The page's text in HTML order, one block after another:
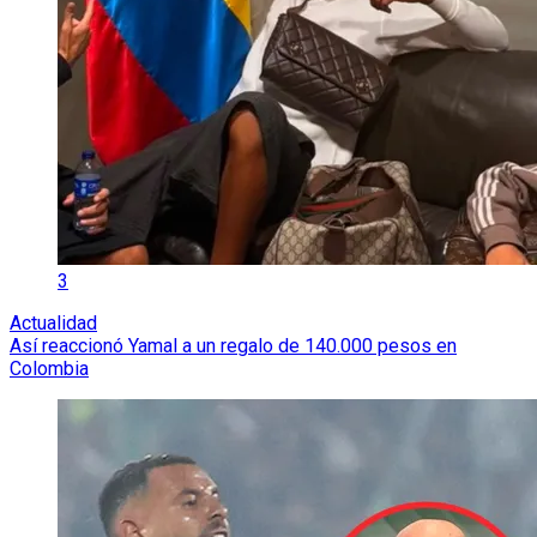
3
Actualidad
Así reaccionó Yamal a un regalo de 140.000 pesos en
Colombia